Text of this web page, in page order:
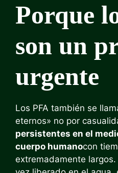
Porque
son un
urgente
Los PFA también se
eternos» no por
persistentes en el
cuerpo humanocon
extremadamente